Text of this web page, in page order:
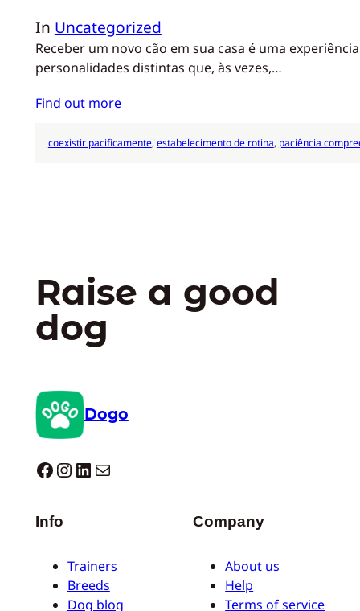
In Uncategorized
Receber um novo cão em sua casa é uma
personalidades distintas que, às vezes,…
Find out more
coexistir pacificamente, estabelecimento de rotina, paciência
Raise a good
dog
Dogo
Dogo facebook InstagramLinkedIn E-mail
Info
Trainers
Breeds
Dog blog
Company
About us
Help
Terms of service